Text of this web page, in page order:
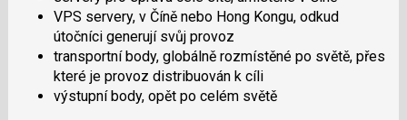
VPS servery, v Číně nebo Hong Kongu, odkud
útočníci generují svůj provoz
transportní body, globálně rozmístěné po světě, přes
které je provoz distribuován k cíli
výstupní body, opět po celém světě